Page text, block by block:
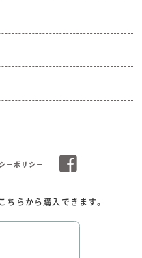
ーポリシー
らから購入できます。